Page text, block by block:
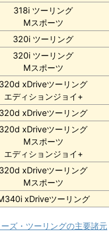
318i ツーリング
Mスポーツ
320i ツーリング
320i ツーリング
Mスポーツ
320d xDriveツーリング
エディションジョイ+
320d xDriveツーリング
320d xDriveツーリング
Mスポーツ
エディションジョイ+
320d xDriveツーリング
Mスポーツ
xDriveツーリング
ズ・ツーリングの主要諸元